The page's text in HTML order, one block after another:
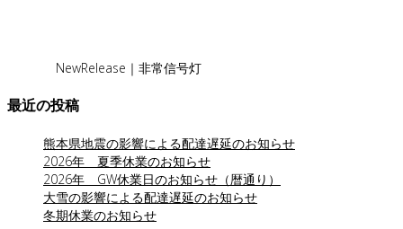
NewRelease｜非常信号灯
最近の投稿
熊本県地震の影響による配達遅延のお知らせ
2026年 夏季休業のお知らせ
2026年 GW休業日のお知らせ（暦通り）
大雪の影響による配達遅延のお知らせ
冬期休業のお知らせ